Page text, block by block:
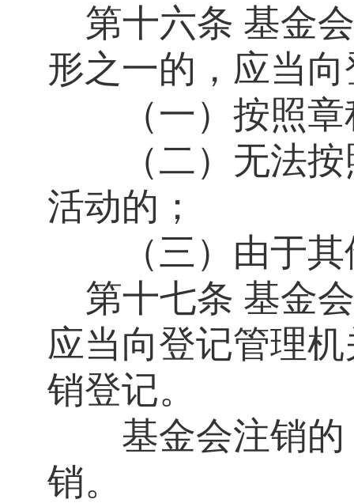
第十六条 基金
形之一的，应当
（一）按照章
（二）无法按
活动的；
（三）由于其
第十七条 基金
应当向登记管理
销登记。
基金会注销的
销。